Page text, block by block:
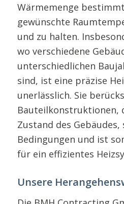
Wärmemenge
gewünschte
und zu halten.
wo verschiedene
unterschiedlichen
sind, ist eine präzise
unerlässlich. Sie
Bauteilkonstruktionen,
Zustand des
Bedingungen und ist
für ein effizientes
Unsere